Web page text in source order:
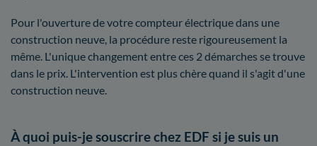
Pour l'ouverture de votre compteur électrique dans une
construction neuve, la procédure reste rigoureusement la
même. L'unique changement entre ces 2 démarches se trouve
dans le prix. L'intervention est plus chère quand il s'agit d'une
construction neuve.
À quoi puis-je souscrire chez EDF si je suis un